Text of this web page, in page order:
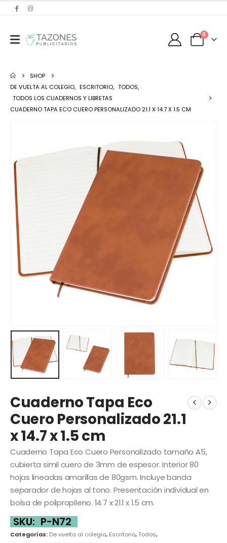
0
SHOP
DE VUELTA AL COLEGIO, ESCRITORIO, TODOS,
TODOS LOS CUADERNOS Y LIBRETAS
CUADERNO TAPA ECO CUERO PERSONALIZADO 21.1 X 14.7 X 1.5 CM
Cuaderno Tapa Eco
Cuero Personalizado 21.1
x 14.7 x 1.5 cm
Cuaderno Tapa Eco Cuero Personalizado tamaño A5,
cubierta simil cuero de 3mm de espesor. Interior 80
hojas lineadas amarillas de 80gsm. Incluye banda
separador de hojas al tono. Presentación individual en
bolsa de polipropileno. 14.7 x 21.1 x 1.5 cm.
SKU: P-N72
Categorías: De vuelta al colegio, Escritorio,Todos,